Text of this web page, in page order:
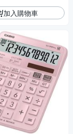
加入購物車